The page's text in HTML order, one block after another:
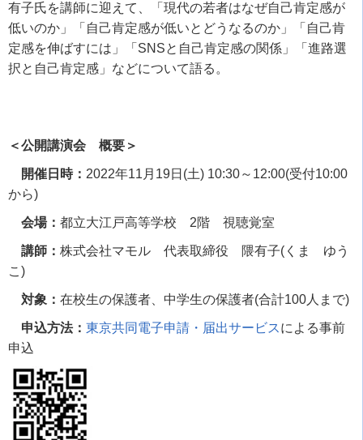
有子氏を講師に迎えて、「現代の若者はなぜ自己肯定感が
低いのか」「自己肯定感が低いとどうなるのか」「自己肯
定感を伸ばすには」「 SNSと自己肯定感の関係」「進路選
択と自己肯定感」などについて語る。
＜公開講演会 概要＞
開催日時： 2022年11 月 19日 (土) 10:30～ 12:00(受付10:00
から)
会場： 都立大江戸高等学校 2階 視聴覚室
講師： 株式会社マモル 代表取締役 隈有子( くま ゆう
こ )
対象： 在校生の保護者、中学生の保護者(合計100 人まで)
申込方法： 東京共同電子申請・届出サービスによる事前
申込